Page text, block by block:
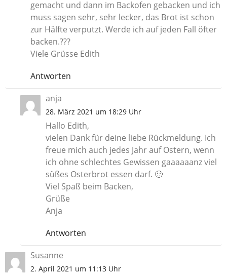
gemacht und dann im Backofen gebacken und ich
muss sagen sehr, sehr lecker, das Brot ist schon
zur Hälfte verputzt. Werde ich auf jeden Fall öfter
backen.???
Viele Grüsse Edith
Antworten
anja
28. März 2021 um 18:29 Uhr
Hallo Edith,
vielen Dank für deine liebe Rückmeldung. Ich
freue mich auch jedes Jahr auf Ostern, wenn
ich ohne schlechtes Gewissen gaaaaaanz viel
süßes Osterbrot essen darf. 🙂
Viel Spaß beim Backen,
Grüße
Anja
Antworten
Susanne
2. April 2021 um 11:13 Uhr